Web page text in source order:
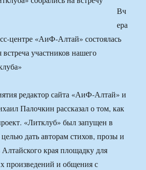
Вч
ера
центре «АиФ-Алтай» состоялась
встреча участников нашего
редактор сайта «АиФ-Алтай» и
Палочкин рассказал о том, как
«Литклуб» был запущен в
дать авторам стихов, прозы и
края площадку для
произведений и общения с